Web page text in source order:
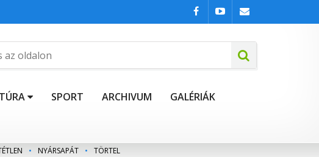
SPORT ARCHIVUM GALÉRIÁK
• NYÁRSAPÁT • TÖRTEL